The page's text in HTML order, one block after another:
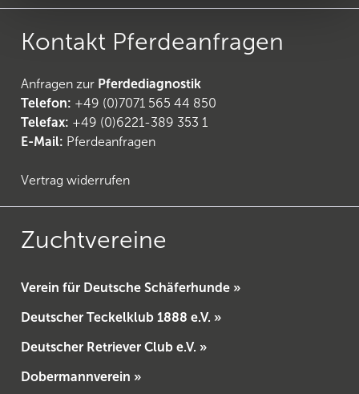
Kontakt Pferdeanfragen
Anfragen zur Pferdediagnostik
Telefon: +49 (0)7071 565 44 850
Telefax: +49 (0)6221-389 353 1
E-Mail: Pferdeanfragen
Vertrag widerrufen
Zuchtvereine
Verein für Deutsche Schäferhunde »
Deutscher Teckelklub 1888 e.V. »
Deutscher Retriever Club e.V. »
Dobermannverein »